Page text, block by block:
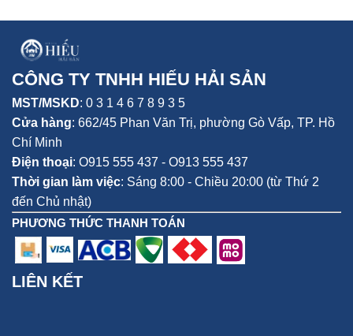
CÔNG TY TNHH HIẾU HẢI SẢN
MST/MSKD: 0 3 1 4 6 7 8 9 3 5
Cửa hàng: 662/45 Phan Văn Trị, phường Gò Vấp, TP. Hồ
Chí Minh
Điện thoại: O915 555 437 - O913 555 437
Thời gian làm việc: Sáng 8:00 - Chiều 20:00 (từ Thứ 2
đến Chủ nhật)
PHƯƠNG THỨC THANH TOÁN
LIÊN KẾT